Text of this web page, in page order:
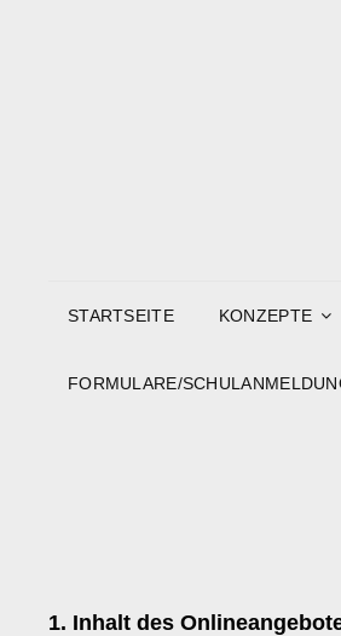
STARTSEITE KONZEPTE
FORMULARE/
1. Inhalt des